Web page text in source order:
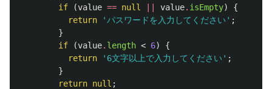
if
(value == null value. isEmpty)
{
return
'パスワードを入力してください' ;
}
if
(value. length < 6)
{
return
'6文字以上で入力してください' ;
}
return null ;